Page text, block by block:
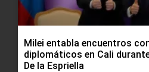
Milei entabla encuentros
diplomáticos en Cali
De la Espriella